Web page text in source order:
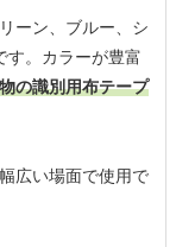
ーン、ブルー、シ
す。カラーが豊富
の識別用布テープ
広い場面で使用で